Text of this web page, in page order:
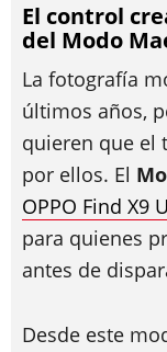
El control
del Modo
La fotografía
últimos años,
quieren que el
por ellos. El
OPPO Find X9
para quienes
antes de
Desde este